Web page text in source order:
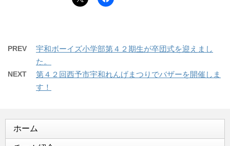
PREV
宇和ボーイズ小学部第４２期生が卒団式を迎えまし
た。
NEXT
第４２回西予市宇和れんげまつりでバザーを開催しま
す！
ホーム